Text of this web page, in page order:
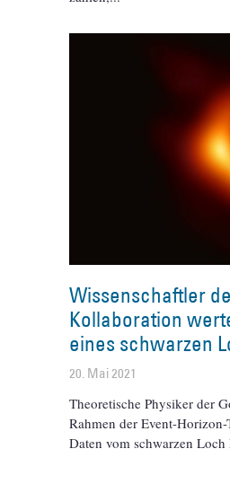
Wissenschaftler
Kollaboration
eines schwarzen
20. Mai 2021
Theoretische Physiker der
Rahmen der Event-
Daten vom schwarzen